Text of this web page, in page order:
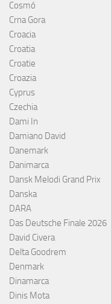
Cosmó
Crna Gora
Croacia
Croatia
Croatie
Croazia
Cyprus
Czechia
Dami In
Damiano David
Danemark
Danimarca
Dansk Melodi Grand Prix
Danska
DARA
Das Deutsche Finale 2026
David Civera
Delta Goodrem
Denmark
Dinamarca
Dinis Mota